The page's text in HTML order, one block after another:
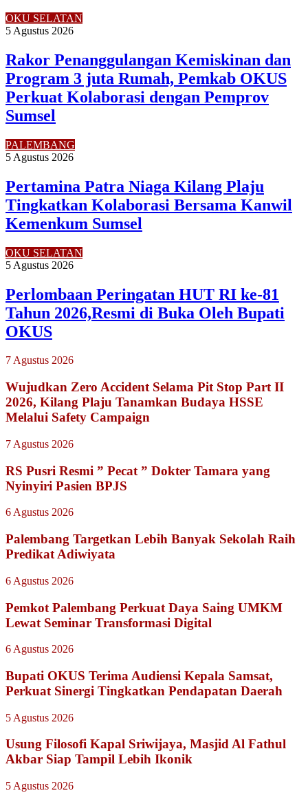
OKU SELATAN
5 Agustus 2026
Rakor Penanggulangan Kemiskinan dan
Program 3 juta Rumah, Pemkab OKUS
Perkuat Kolaborasi dengan Pemprov
Sumsel
PALEMBANG
5 Agustus 2026
Pertamina Patra Niaga Kilang Plaju
Tingkatkan Kolaborasi Bersama Kanwil
Kemenkum Sumsel
OKU SELATAN
5 Agustus 2026
Perlombaan Peringatan HUT RI ke-81
Tahun 2026,Resmi di Buka Oleh Bupati
OKUS
7 Agustus 2026
Wujudkan Zero Accident Selama Pit Stop Part II
2026, Kilang Plaju Tanamkan Budaya HSSE
Melalui Safety Campaign
7 Agustus 2026
RS Pusri Resmi ” Pecat ” Dokter Tamara yang
Nyinyiri Pasien BPJS
6 Agustus 2026
Palembang Targetkan Lebih Banyak Sekolah Raih
Predikat Adiwiyata
6 Agustus 2026
Pemkot Palembang Perkuat Daya Saing UMKM
Lewat Seminar Transformasi Digital
6 Agustus 2026
Bupati OKUS Terima Audiensi Kepala Samsat,
Perkuat Sinergi Tingkatkan Pendapatan Daerah
5 Agustus 2026
Usung Filosofi Kapal Sriwijaya, Masjid Al Fathul
Akbar Siap Tampil Lebih Ikonik
5 Agustus 2026